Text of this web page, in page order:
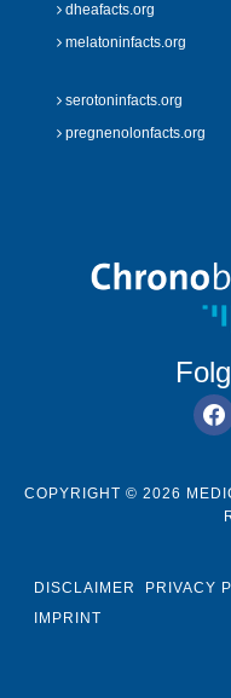
dheafacts.org
melatoninfacts.org
serotoninfacts.org
pregnenolonfacts.org
COPYRIGHT © 2026
DISCLAIMER PRIVACY
IMPRINT